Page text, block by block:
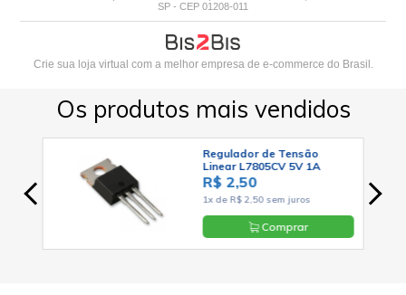
SP - CEP 01208-011
Crie sua loja virtual com a melhor empresa de e-commerce do Brasil.
Os produtos mais vendidos
Regulador de Tensão
Linear L7805CV 5V 1A
Positivo TO-220 - Cód. Loja
03
R$ 2,50
1x de R$ 2,50 sem juros
Comprar